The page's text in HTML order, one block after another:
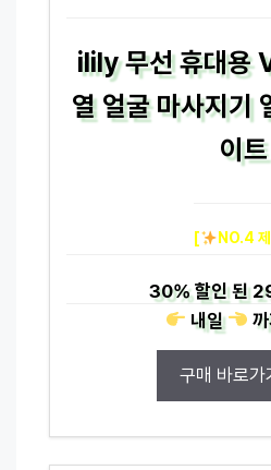
ilily 무선 휴대용
열 얼굴 마사지기
이트
[ NO.4
30%할인 된
내일
구매 바로가